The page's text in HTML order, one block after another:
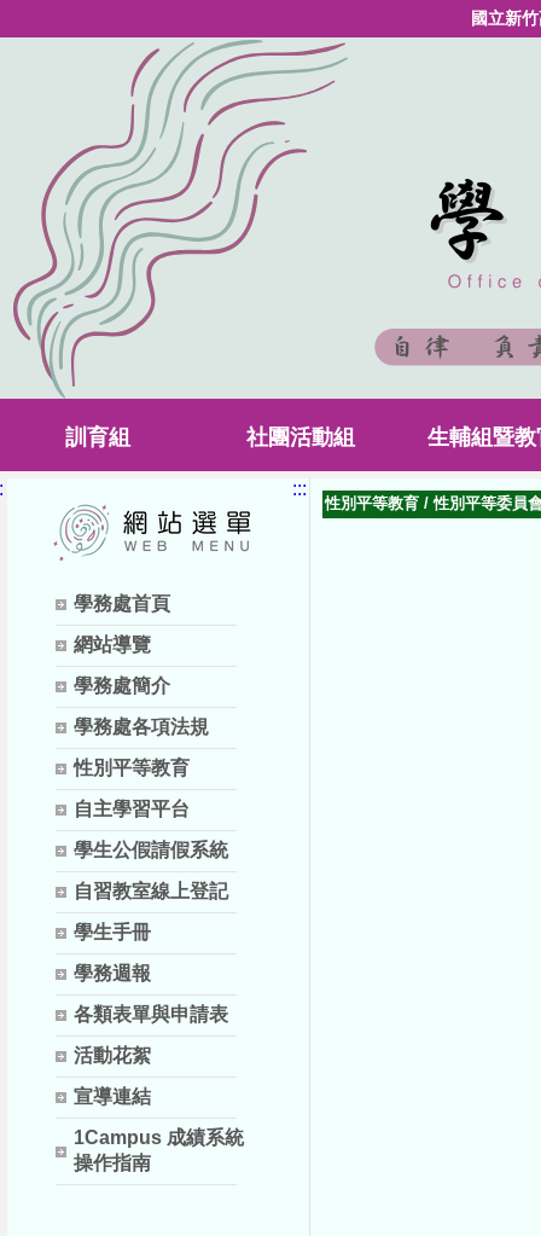
國立新
訓育組 社團活動組 生輔組暨教
學務處首頁
網站導覽
學務處簡介
學務處各項法規
性別平等教育
自主學習平台
學生公假請假系統
自習教室線上登記
學生手冊
學務週報
各類表單與申請表
活動花絮
宣導連結
1Campus 成績系統
操作指南
:::
性別平等教育 /性別平等委員